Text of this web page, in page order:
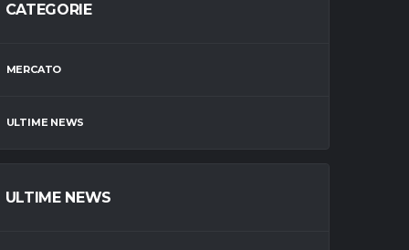
CATEGORIE
MERCATO
ULTIME NEWS
ULTIME NEWS